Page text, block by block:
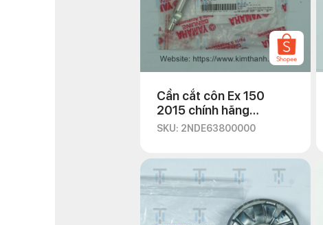
Cần cắt côn Ex 150
2015 chính hãng
Yamaha
SKU: 2NDE63800000